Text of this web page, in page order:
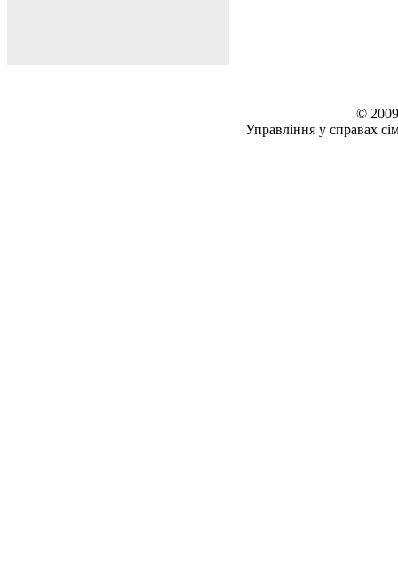
©
Управління у справах